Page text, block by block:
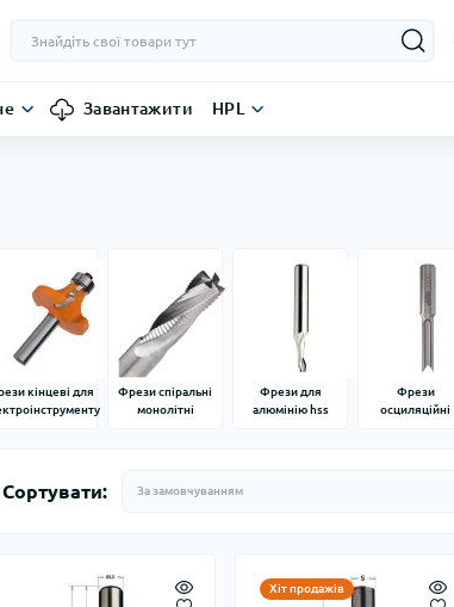
Завантажити HPL
кінцеві для
Фрези спіральні
монолітні
Фрези для
алюмінію hss
Фрези
осциляційні
Сортувати:
Хіт продажів